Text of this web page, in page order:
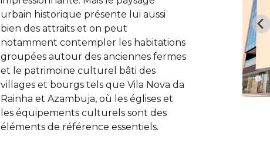
urbain historique présente lui aussi
bien des attraits et on peut
notamment contempler les habitations
groupées autour des anciennes fermes
et le patrimoine culturel bâti des
villages et bourgs tels que Vila Nova da
Rainha et Azambuja, où les églises et
les équipements culturels sont des
éléments de référence essentiels.